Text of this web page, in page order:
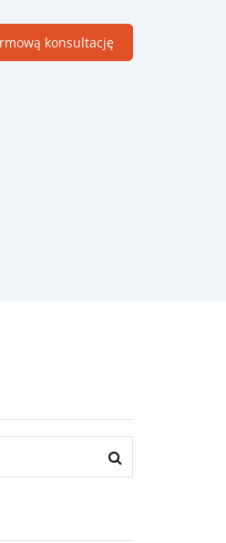
konsultację
B2C
telefonie dla gastronomii, beauty,